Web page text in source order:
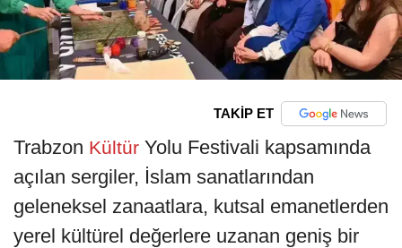
TAKİP ET
Trabzon Kültür Yolu Festivali kapsamında
açılan sergiler, İslam sanatlarından
geleneksel zanaatlara, kutsal emanetlerden
yerel kültürel değerlere uzanan geniş bir